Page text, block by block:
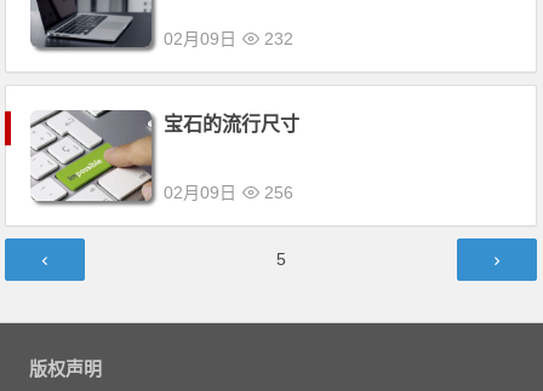
02月09日 232
宝石的流行尺寸
02月09日 256
章
第5
版权声明